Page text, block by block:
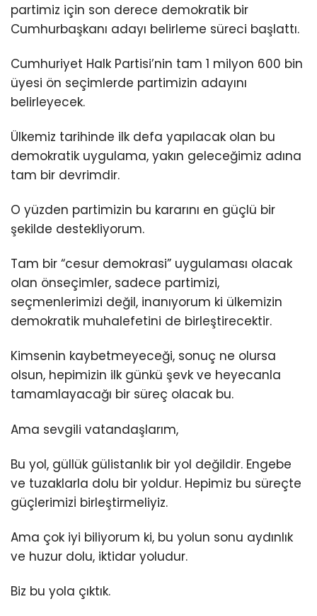
partimiz için son derece demokratik bir
Cumhurbaşkanı adayı belirleme süreci başlattı.
Cumhuriyet Halk Partisi’nin tam 1 milyon 600 bin
üyesi ön seçimlerde partimizin adayını
belirleyecek.
Ülkemiz tarihinde ilk defa yapılacak olan bu
demokratik uygulama, yakın geleceğimiz adına
tam bir devrimdir.
O yüzden partimizin bu kararını en güçlü bir
şekilde destekliyorum.
Tam bir “cesur demokrasi” uygulaması olacak
olan önseçimler, sadece partimizi,
seçmenlerimizi değil, inanıyorum ki ülkemizin
demokratik muhalefetini de birleştirecektir.
Kimsenin kaybetmeyeceği, sonuç ne olursa
olsun, hepimizin ilk günkü şevk ve heyecanla
tamamlayacağı bir süreç olacak bu.
Ama sevgili vatandaşlarım,
Bu yol, güllük gülistanlık bir yol değildir. Engebe
ve tuzaklarla dolu bir yoldur. Hepimiz bu süreçte
güçlerimizİ birleştirmeliyiz.
Ama çok iyi biliyorum ki, bu yolun sonu aydınlık
ve huzur dolu, iktidar yoludur.
Biz bu yola çıktık.